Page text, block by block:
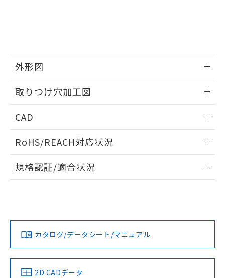
外形図
取りつけ穴加工図
CAD
ドすることができます。
ログイン/会員登録
ダウンロードデータをご利用いただく前に、以下を必ずお読
みください。
ソフトウェアの使用条件
RoHS/REACH対応状況
EU RoHS 注意事項・凡例
対応済み
中国 RoHS 注意事項・凡例
規格認証/適合状況
LR型式承認
（イギリス
船舶規格）
DNV型式承認
（ノルウェー
BV型式承認
（フランス
KR型式
（韓国
カタログ/データシート/マニュアル
2D CADデータ
※本証明書は発行日時点で非含有を証明す
るもので、過去に遡って非含有を証明する
また、RoHS指令のフタル酸エステル類４
物質の対応では、対応完了までの期間は出
荷製品に未対応品が混在することから備考
既に当社にて対応品への在庫切替を完了
していることから、特段のことがない限
り、2022年1月12日より割愛しておりま